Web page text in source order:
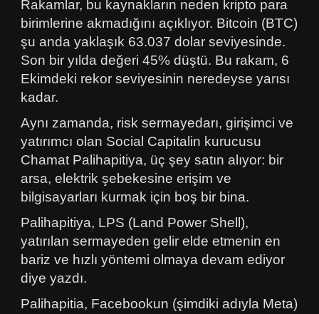
Rakamlar, bu kaynakların neden kripto para
birimlerine akmadığını açıklıyor. Bitcoin (BTC)
şu anda yaklaşık 63.037 dolar seviyesinde.
Son bir yılda değeri 45% düştü. Bu rakam, 6
Ekimdeki rekor seviyesinin neredeyse yarısı
kadar.
Aynı zamanda, risk sermayedarı, girişimci ve
yatırımcı olan Social Capitalin kurucusu
Chamat Palihapitiya, üç şey satın alıyor: bir
arsa, elektrik şebekesine erişim ve
bilgisayarları kurmak için boş bir bina.
Palihapitiya, LPS (Land Power Shell),
yatırılan sermayeden gelir elde etmenin en
bariz ve hızlı yöntemi olmaya devam ediyor
diye yazdı.
Palihapitia, Facebookun (şimdiki adıyla Meta)